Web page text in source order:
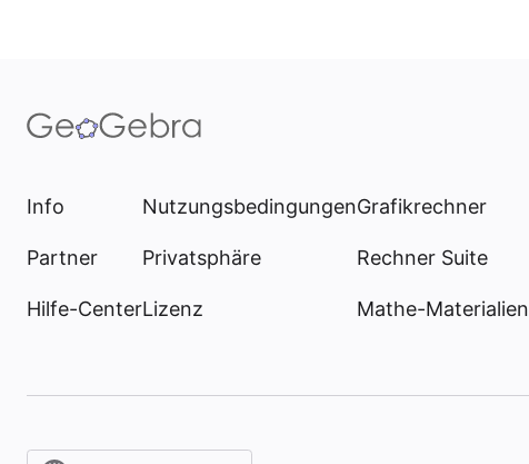
Info
Partner
Hilfe-Center
Nutzungsbedingungen
Privatsphäre
Lizenz
Grafikrechner
Rechner Suite
Mathe-Materialien